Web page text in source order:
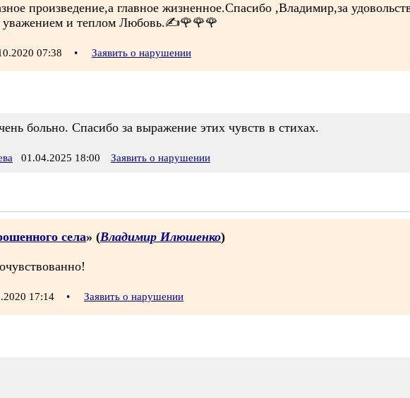
произведение,а главное жизненное.Спасибо ,Владимир,за
уважением и теплом Любовь.✍️🌹🌹🌹
07:38 • Заявить о нарушении
больно. Спасибо за выражение этих чувств в стихах.
01.04.2025 18:00 Заявить о нарушении
села» (Владимир Илюшенко)
17:14 • Заявить о нарушении